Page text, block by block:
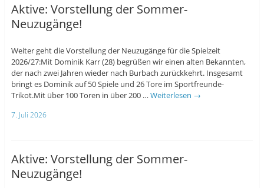
Aktive: Vorstellung der Sommer-
Neuzugänge!
Weiter geht die Vorstellung der Neuzugänge für die Spielzeit
2026/27:Mit Dominik Karr (28) begrüßen wir einen alten Bekannten,
der nach zwei Jahren wieder nach Burbach zurückkehrt. Insgesamt
bringt es Dominik auf 50 Spiele und 26 Tore im Sportfreunde-
Trikot.Mit über 100 Toren in über 200 … Weiterlesen →
7. Juli 2026
Aktive: Vorstellung der Sommer-
Neuzugänge!